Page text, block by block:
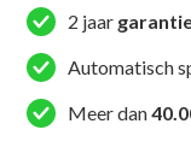
2 jaar
Automatisch
Meer dan